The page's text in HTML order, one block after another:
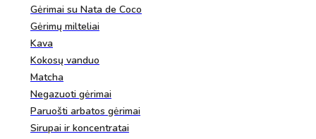
Gėrimai su Nata de Coco
Gėrimų milteliai
Kava
Kokosų vanduo
Matcha
Negazuoti gėrimai
Paruošti arbatos gėrimai
Sirupai ir koncentratai